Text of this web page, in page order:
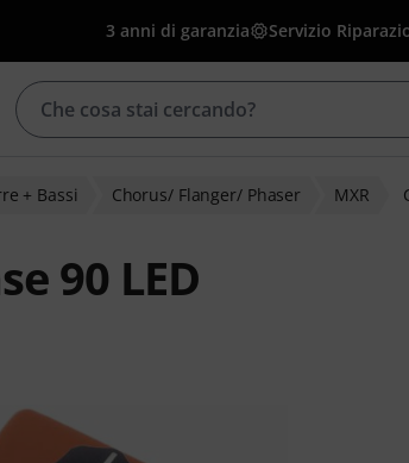
3 anni di garanzia Servizio
+ Bassi Chorus/ Flanger/ Phaser MXR
90 LED